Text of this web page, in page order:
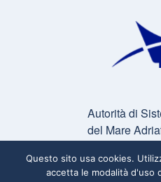
Autorità di
del Mare
Questo sito usa cookies.
accetta le modalità d'uso